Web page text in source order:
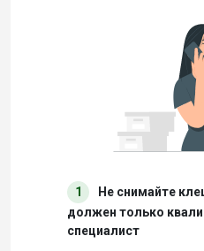
1
Не снимайте
должен только
специалист